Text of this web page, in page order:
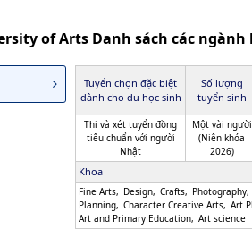
of Arts Danh sách các ngành
Tuyển chọn đặc biệt
dành cho du học sinh
Số lượng
tuyển sinh
Thi và xét tuyển đồng
tiêu chuẩn với người
Nhật
Một vài người
(Niên khóa
2026)
Khoa
Fine Arts Design Crafts Photography
Planning Character Creative Arts Art
Art and Primary Education Art science